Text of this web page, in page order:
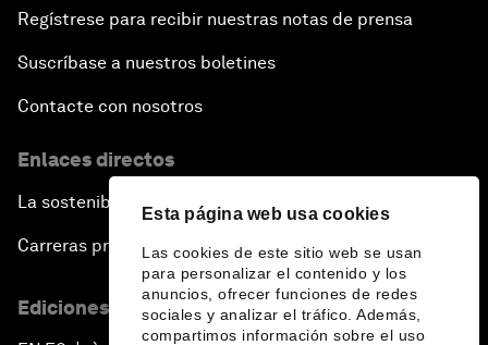
Esta página web usa cookies
Las cookies de este sitio web se usan
para personalizar el contenido y los
anuncios, ofrecer funciones de redes
sociales y analizar el tráfico. Además,
compartimos información sobre el uso
Regístrese para recibir nuestras notas de prensa
Suscríbase a nuestros boletines
Contacte con nosotros
Enlaces directos
La sostenibilidad en el Foro
Carreras profesionales
Ediciones en otros idiomas